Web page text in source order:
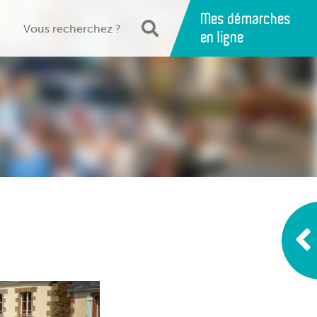
Mes démarches
en ligne